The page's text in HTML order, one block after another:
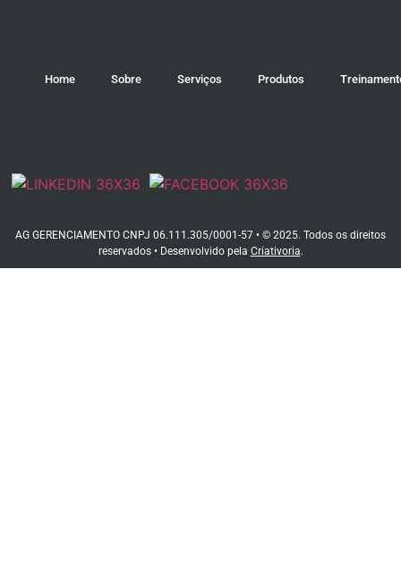
Home Sobre Serviços Produtos
AG GERENCIAMENTO CNPJ 06.111.305/0001-57 • © 2025. Todos os direitos
reservados • Desenvolvido pela Criativoria.